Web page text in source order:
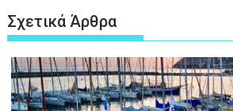
Σχετικά Άρθρα